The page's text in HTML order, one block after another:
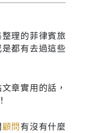
理的菲律賓旅
都有去過這些
章實用的話，
顧問 有沒有什麼